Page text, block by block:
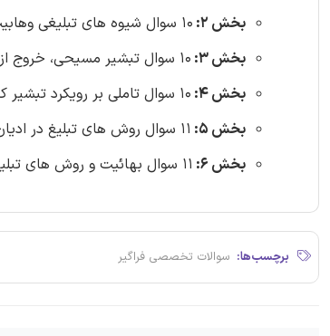
بخش 2:
10 سوال شیوه های تبلیغی وهابیت (سعدی)
بخش 3:
10 سوال تبشیر مسیحی، خروج از سنت و سیره حضرت عیسی (صانعی)
بخش 4:
10 سوال تاملی بر رویکرد تبشیر کاتولیکی در جوامع اسلامی (صانعی)
بخش 5:
11 سوال روش های تبلیغ در ادیان (محمدیان)
بخش 6:
11 سوال بهائیت و روش های تبلیغی آن (بابلی)
برچسب‌ها: سوالات تخصصی فراگیر